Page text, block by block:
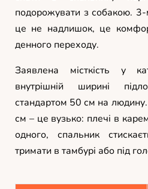
подорожувати з собакою.
це не надлишок, це
денного переходу.
Заявлена місткість у
внутрішній ширині
стандартом 50 см на
см – це вузько: плечі в
одного, спальник
тримати в тамбурі або під